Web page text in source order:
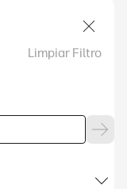
Limpiar Filtro